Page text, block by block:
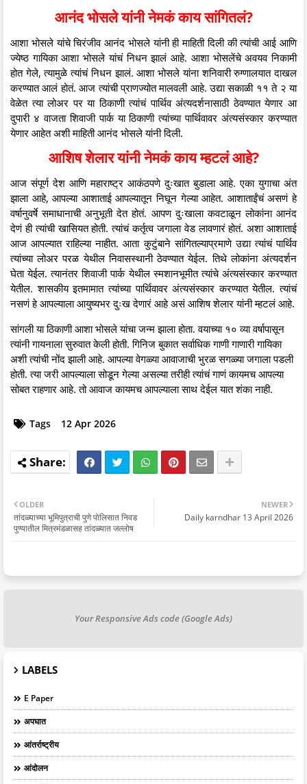
आनंद भोसले यांनी नेमकं काय सांगितलं?
आशा भोसले यांचे चिरंजीव आनंद भोसले यांनी ही माहिती दिली की त्यांची आई आणि
ज्येष्ठ गायिका आशा भोसले यांचं निधन झालं आहे. आशा भोसलेंचे अवयव निकामी
होत गेले, त्यामुळे त्यांचं निधन झालं. आशा भोसले यांना शनिवारी रुग्णालयात दाखल
करण्यात आलं होतं. आज त्यांची प्राणज्योत मालवली आहे. उद्या सकाळी ११ ते २ या
वेळेत त्या लोअर पर या ठिकाणी त्यांचं पार्थिव अंत्यदर्शनासाठी ठेवण्यात येणार आ
दुपारी ४ वाजता शिवाजी पार्क या ठिकाणी त्यांच्या पार्थिवावर अंत्यसंस्कार करण्यात
येणार आहेत अशी माहिती आनंद भोसले यांनी दिली.
आशिष शेलार यांनी नेमकं काय म्हटलं आहे?
आज संपूर्ण देश आणि महाराष्ट्र आकंठपणे दुःखात बुडाला आहे. एका युगाचा अंत
झाला आहे, आपल्या आशाताई आपल्यातून निघून गेल्या आहेत. आशाताईंचं असणं हे
वर्षानुवर्षे समाधानाची अनुभूती देत होतं. आपण दुःखाला कवटाळून लोकांना आनंद
देणं ही त्यांची खासियत होती. त्यांचं कर्तृत्व जगाला वेड लावणारं होतं. अशा आशाताई
आज आपल्यात राहिल्या नाहीत. आता कुटुंबाने सांगितल्याप्रमाणे उद्या त्यांचं पार्थिव
त्यांच्या लोअर परळ येथील निवासस्थानी ठेवण्यात येईल. तिथे लोकांना अंत्यदर्शन
घेता येईल. त्यानंतर शिवाजी पार्क येथील स्मशानभूमीत त्यांचे अंत्यसंस्कार करण्यात
येतील. शासकीय इतमामात त्यांच्या पार्थिवावर अंत्यसंस्कार करण्यात येतील. त्यांचं
नसणं हे आपल्याला आयुष्यभर दुःख देणारं आहे असं आशिष शेलार यांनी म्हटलं आहे.
सांगली या ठिकाणी आशा भोसले यांचा जन्म झाला होता. वयाच्या १० व्या वर्षापासून
त्यांनी गायनाला सुरुवात केली होती. गिनिज बुकात सर्वाधिक गाणी गाणारी गायिका
अशी त्यांची नोंद झाली आहे. आपल्या वेगळ्या आवाजाची भुरळ सगळ्या जगाला पडली
होती. त्या जरी आपल्याला सोडून गेल्या असल्या तरीही त्यांचं गाणं कायमच आपल्या
सोबत राहणार आहे. तो आवाज कायमच आपल्याला साथ देईल यात शंका नाही.
Tags 12 Apr 2026
NEWER
Daily karndhar 13 April 2026
OLDER
तांदळ्याच्या भूमिपुत्राची पुणे पोलिसात निवड
पुण्यातील मित्रमंडळासह तांदळ्यात जल्लोष
Your Responsive Ads code (Google Ads)
LABELS
E Paper
अपघात
आंतर्राष्ट्रीय
आंदोलन